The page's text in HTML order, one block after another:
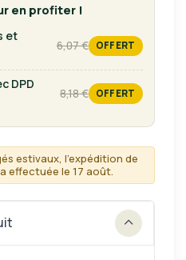
en profiter !
et
6,07 €
tarif habituel
OFFERT
DPD
8,18 €
tarif habituel
OFFERT
estivaux, l'expédition de
effectuée le 17 août.